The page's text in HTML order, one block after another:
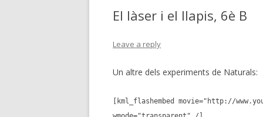
El làser i el llapis, 6è B
Leave a reply
Un altre dels experiments de Naturals:
[kml_flashembed movie="http://